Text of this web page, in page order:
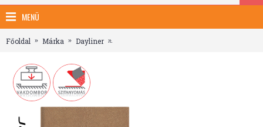
MENÜ
Főoldal Márka Dayliner